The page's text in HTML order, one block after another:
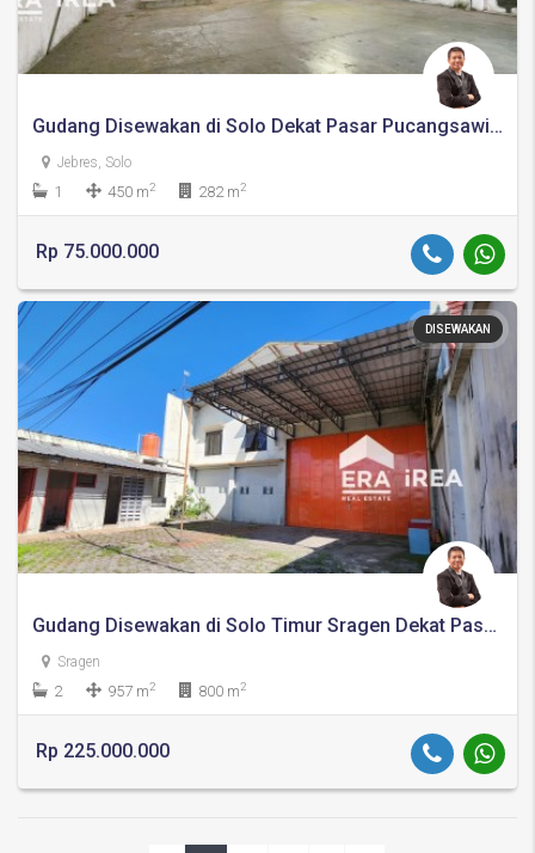
Gudang Disewakan di Solo Dekat Pasar Pucangsawit, Stasiun Jebres dan Kampus UNS
Jebres, Solo
1 450 m2 282 m2
Rp 75.000.000
DISEWAKAN
Gudang Disewakan di Solo Timur Sragen Dekat Pasar Masaran
Sragen
2 957 m2 800 m2
Rp 225.000.000